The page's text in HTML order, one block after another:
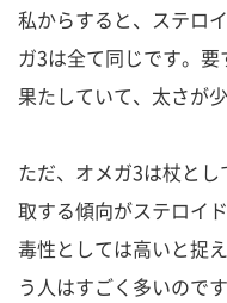
私からすると、ステロ
ガ3は全て同じです。
果たしていて、太さが
ただ、オメガ3は杖と
取する傾向がステロイ
毒性としては高いと捉
う人はすごく多いので